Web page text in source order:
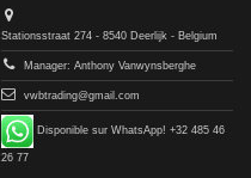
Stationsstraat 274 - 8540 Deerlijk - Belgium
Manager: Anthony Vanwynsberghe
vwbtrading@gmail.com
Disponible sur WhatsApp! +32 485 46
26 77